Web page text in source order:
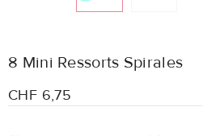
8 Mini Ressorts Spirales
CHF 6,75